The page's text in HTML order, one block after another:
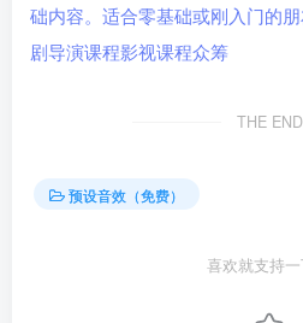
THE END
预设音效（免费）
喜欢就支持